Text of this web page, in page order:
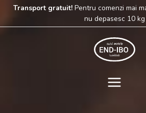
Skip
content
Transport gratuit!Pentru comenzi mai
nu depasesc 10 kg